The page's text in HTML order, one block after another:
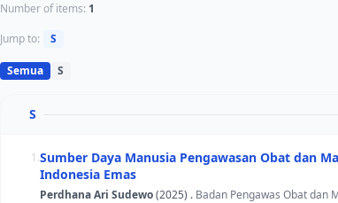
Number of items: 1
Jump to:
S
Semua S
S
1.Sumber Daya Manusia Pengawasan Obat dan
Indonesia Emas
Perdhana Ari Sudewo(2025) . Badan Pengawas Obat dan